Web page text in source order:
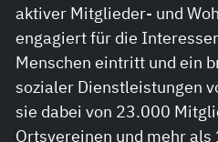
aktiver Mitglieder- und
engagiert für die
Menschen eintritt und ein
sozialer Dienstleistungen
sie dabei von 23.000
Ortsvereinen und mehr